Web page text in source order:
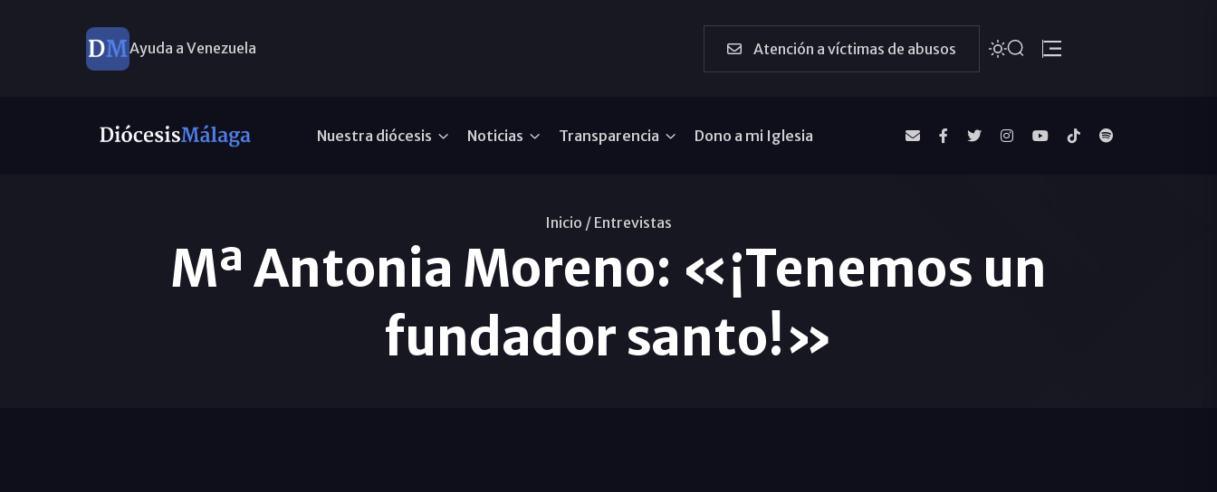
Ayuda a Venezuela Atención a víctimas de abusos
Nuestra diócesis Noticias Transparencia Dono a mi Iglesia
Inicio / Entrevistas
Mª Antonia Moreno: «¡Tenemos un
fundador santo!»